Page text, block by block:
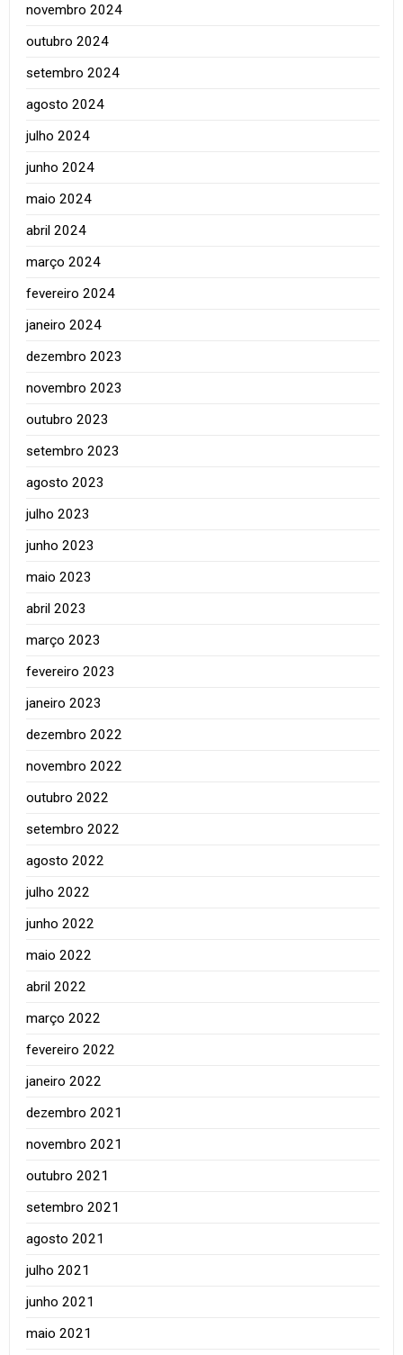
novembro 2024
outubro 2024
setembro 2024
agosto 2024
julho 2024
junho 2024
maio 2024
abril 2024
março 2024
fevereiro 2024
janeiro 2024
dezembro 2023
novembro 2023
outubro 2023
setembro 2023
agosto 2023
julho 2023
junho 2023
maio 2023
abril 2023
março 2023
fevereiro 2023
janeiro 2023
dezembro 2022
novembro 2022
outubro 2022
setembro 2022
agosto 2022
julho 2022
junho 2022
maio 2022
abril 2022
março 2022
fevereiro 2022
janeiro 2022
dezembro 2021
novembro 2021
outubro 2021
setembro 2021
agosto 2021
julho 2021
junho 2021
maio 2021